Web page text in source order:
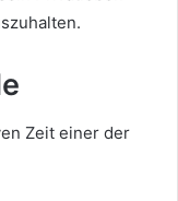
Zeit einer der